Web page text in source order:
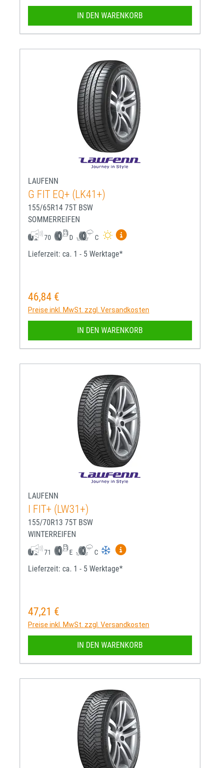
IN DEN WARENKORB
LAUFENN
G FIT EQ+ (LK41+)
155/65R14 75T BSW
SOMMERREIFEN
70 D C
Mehr Informationen zum
Lieferzeit: ca. 1 - 5 Werktage*
Regulärer Preis:
46,84 €
Preise inkl. MwSt. zzgl. Versandkosten
IN DEN WARENKORB
LAUFENN
I FIT+ (LW31+)
155/70R13 75T BSW
WINTERREIFEN
71 E C
Mehr Informationen zum
Lieferzeit: ca. 1 - 5 Werktage*
Regulärer Preis:
47,21 €
Preise inkl. MwSt. zzgl. Versandkosten
IN DEN WARENKORB